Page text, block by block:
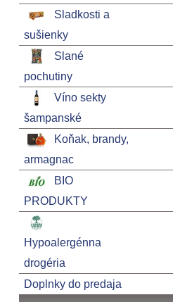
Sladkosti a
sušienky
Slané
pochutiny
Víno sekty
šampanské
Koňak, brandy,
armagnac
BIO
PRODUKTY
Hypoalergénna
drogéria
Doplnky do predaja